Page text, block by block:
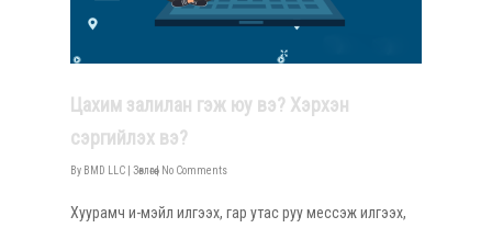
Цахим залилан гэж юу вэ? Хэрхэн
сэргийлэх вэ?
By BMD LLC Зөвлөгөө| No Comments
Хуурамч и-мэйл илгээх, гар утас руу мессэж илгээх,